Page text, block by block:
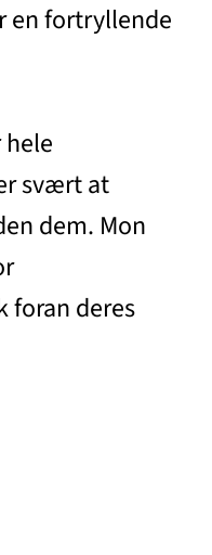
en fortryllende
svært at
dem. Mon
foran deres